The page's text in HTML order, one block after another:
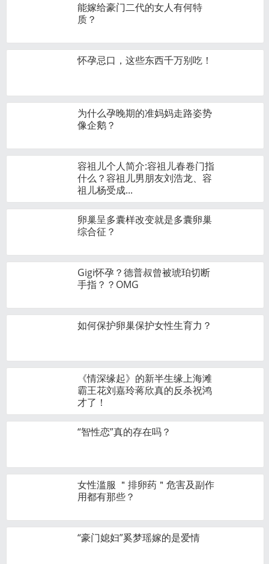
能嫁给豪门二代的女人有何特
质？
怀孕忌口，这些东西千万别吃！
为什么孕晚期的准妈妈走路姿势
像企鹅？
容祖儿个人简介:容祖儿春卷门指
什么？容祖儿男朋友刘浩龙、容
祖儿杨受成...
卵巢呈多囊样改变就是多囊卵巢
综合征？
Gigi怀孕？德普叔曾被琥珀切断
手指？？OMG
如何保护卵巢保护女性生育力？
《情深缘起》的新半生缘上海滩
霸王花刘嘉玲蒋欣真的反杀祝鸿
才了！
“智性恋”真的存在吗？
女性滥服 ＂排卵药＂危害及副作
用都有那些？
“豪门媳妇”奚梦瑶嫁的是爱情